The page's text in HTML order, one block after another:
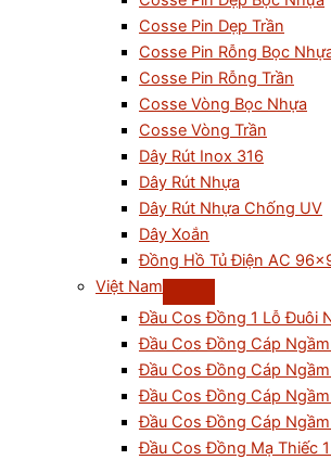
Cosse Pin Dẹp Trần
Cosse Pin Rỗng Bọc
Cosse Pin Rỗng Trần
Cosse Vòng Bọc Nhựa
Cosse Vòng Trần
Dây Rút Inox 316
Dây Rút Nhựa
Dây Rút Nhựa Chống UV
Dây Xoắn
Đồng Hồ Tủ Điện AC
Việt Nam
Đầu Cos Đồng 1 Lỗ Đuôi
Đầu Cos Đồng Cáp
Đầu Cos Đồng Cáp
Đầu Cos Đồng Cáp
Đầu Cos Đồng Cáp
Đầu Cos Đồng Mạ Thiếc